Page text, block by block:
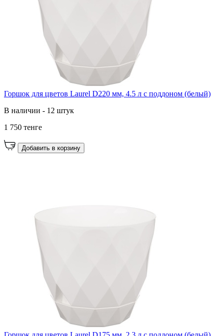
Горшок для цветов Laurel D220 мм, 4.5 л с поддоном (белый)
В наличии - 12 штук
1 750 тенге
Добавить в корзину